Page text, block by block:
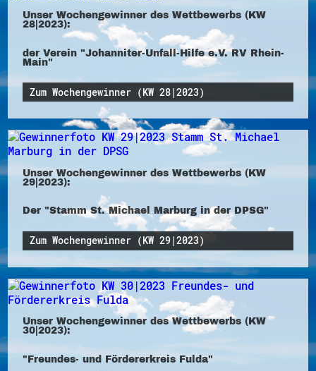
Unser Wochengewinner des Wettbewerbs (KW
28|2023):
der Verein "Johanniter-Unfall-Hilfe e.V. RV Rhein-
Main"
Zum Wochengewinner (KW 28|2023)
Unser Wochengewinner des Wettbewerbs (KW
29|2023):
Der "Stamm St. Michael Marburg in der DPSG"
Zum Wochengewinner (KW 29|2023)
Unser Wochengewinner des Wettbewerbs (KW
30|2023):
"Freundes- und Fördererkreis Fulda"